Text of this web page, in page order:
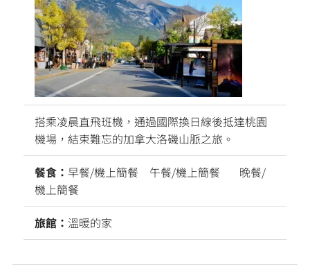
搭乘凌晨直飛班機，通過國際換日線後抵達桃園
機場，結束難忘的加拿大洛磯山脈之旅。
餐食： 早餐/機上簡餐 午餐/機上簡餐 晚餐/
機上簡餐
旅館： 溫暖的家